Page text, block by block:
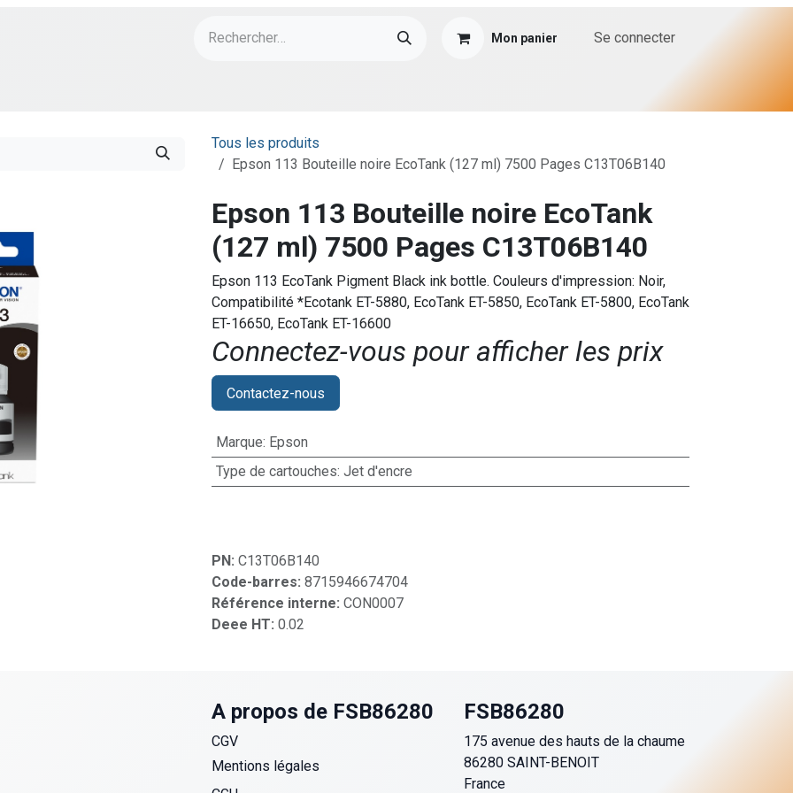
Mon panier Se connecter
Tous les produits
Epson 113 Bouteille noire EcoTank (127 ml) 7500 Pages C13T06B140
Epson 113 Bouteille noire EcoTank
(127 ml) 7500 Pages C13T06B140
Epson 113 EcoTank Pigment Black ink bottle. Couleurs d'impression: Noir,
Compatibilité *Ecotank ET-5880, EcoTank ET-5850, EcoTank ET-5800, EcoTank
ET-16650, EcoTank ET-16600
Connectez-vous pour afficher les prix​
Contactez-nous
Marque: Epson
Type de cartouches: Jet d'encre
PN: C13T06B140
Code-barres: 8715946674704
Référence interne: CON0007
Deee HT: 0.02
A propos de FSB86280
CGV
Mentions légales
FSB86280
175 avenue des hauts de la chaume
86280 SAINT-BENOIT
France